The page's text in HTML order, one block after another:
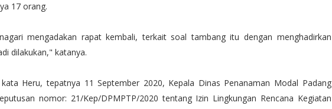
17 orang.
mengadakan rapat kembali, terkait soal tambang itu dengan menghadirkan
dilakukan," katanya.
Heru, tepatnya 11 September 2020, Kepala Dinas Penanaman Modal Padang
nomor: 21/Kep/DPMPTP/2020 tentang Izin Lingkungan Rencana Kegiatan